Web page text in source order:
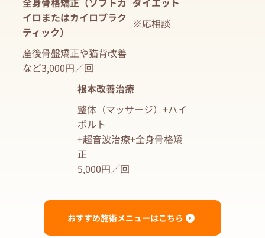
イロまたはカイロプラク
ティック）
産後骨盤矯正や猫背改善
など3,000円／回
※応相談
根本改善治療
整体（マッサージ）+ハイ
ボルト
+超音波治療+全身骨格矯
正
5,000円／回
おすすめ施術メニューはこちら